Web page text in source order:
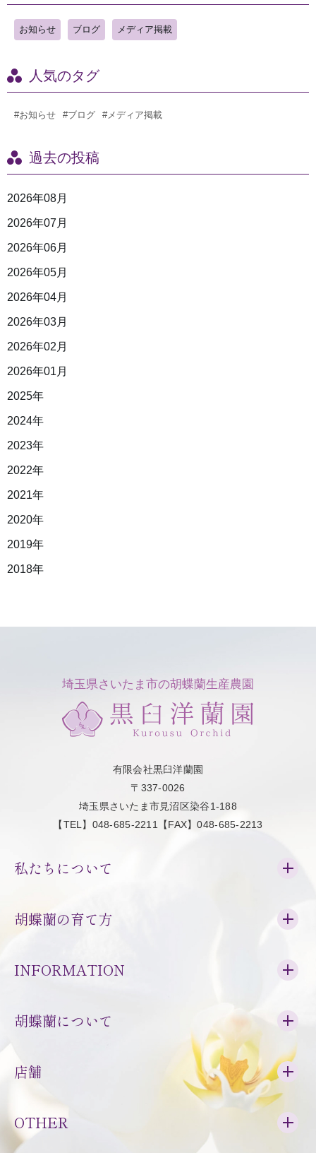
お知らせ ブログ メディア掲載
人気のタグ
#お知らせ #ブログ #メディア掲載
過去の投稿
2026年08月
2026年07月
2026年06月
2026年05月
2026年04月
2026年03月
2026年02月
2026年01月
2025年
2024年
2023年
2022年
2021年
2020年
2019年
2018年
埼玉県さいたま市の胡蝶蘭生産農園
有限会社黒臼洋蘭園
〒337-0026
埼玉県さいたま市見沼区染谷1-188
【TEL】048-685-2211【FAX】048-685-2213
私たちについて
胡蝶蘭の育て方
INFORMATION
胡蝶蘭について
店舗
OTHER